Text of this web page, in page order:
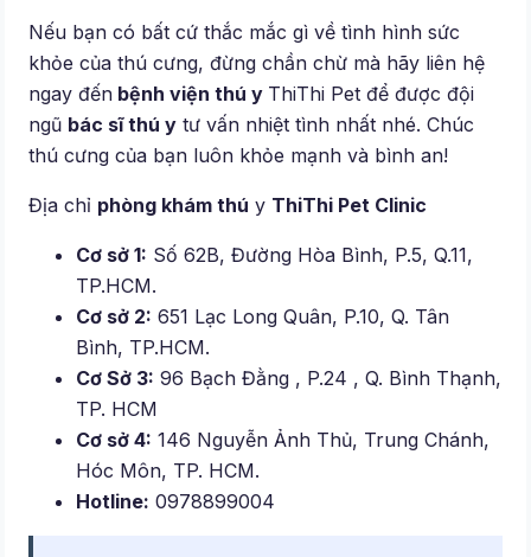
Nếu bạn có bất cứ thắc mắc gì về tình hình sức
khỏe của thú cưng, đừng chần chừ mà hãy liên hệ
ngay đến bệnh viện thú y ThiThi Pet để được đội
ngũ bác sĩ thú y tư vấn nhiệt tình nhất nhé. Chúc
thú cưng của bạn luôn khỏe mạnh và bình an!
Địa chỉ phòng khám thú y ThiThi Pet Clinic
Cơ sở 1: Số 62B, Đường Hòa Bình, P.5, Q.11,
TP.HCM.
Cơ sở 2: 651 Lạc Long Quân, P.10, Q. Tân
Bình, TP.HCM.
Cơ Sở 3: 96 Bạch Đằng , P.24 , Q. Bình Thạnh,
TP. HCM
Cơ sở 4: 146 Nguyễn Ảnh Thủ, Trung Chánh,
Hóc Môn, TP. HCM.
Hotline: 0978899004